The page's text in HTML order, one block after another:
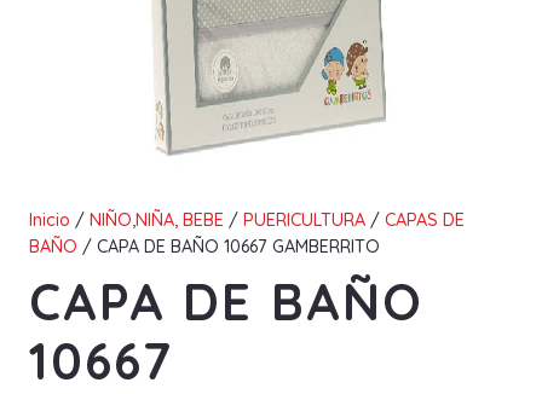
Inicio / NIÑO,NIÑA, BEBE / PUERICULTURA / CAPAS DE
BAÑO / CAPA DE BAÑO 10667 GAMBERRITO
CAPA DE BAÑO
10667